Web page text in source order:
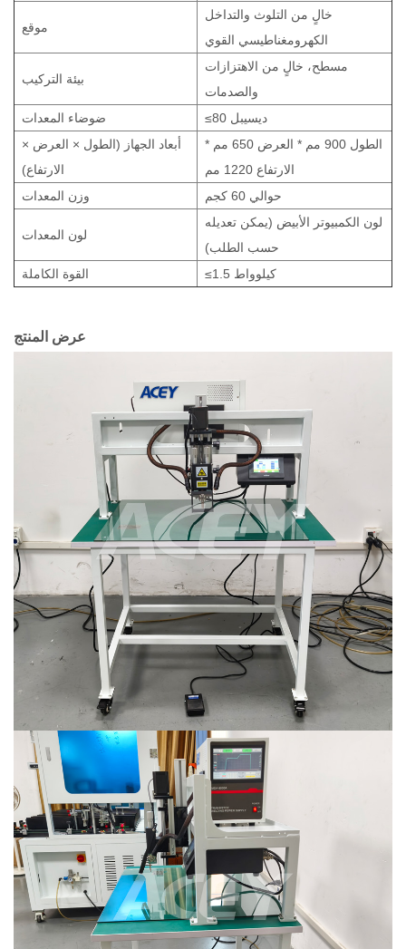
موقع
خالٍ من التلوث والتداخل
الكهرومغناطيسي القوي
بيئة التركيب
مسطح، خالٍ من الاهتزازات
والصدمات
ضوضاء المعدات
≤80 ديسيبل
أبعاد الجهاز (الطول × العرض ×
الارتفاع)
الطول 900 مم * العرض 650 مم *
الارتفاع 1220 مم
وزن المعدات
حوالي 60 كجم
لون المعدات
لون الكمبيوتر الأبيض (يمكن تعديله
حسب الطلب)
القوة الكاملة
≤1.5 كيلوواط
عرض المنتج